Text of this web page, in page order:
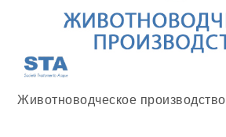
Животноводческое производство